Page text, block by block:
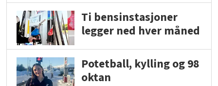
Ti bensinstasjoner
legger ned hver måned
Potetball, kylling og 98
oktan